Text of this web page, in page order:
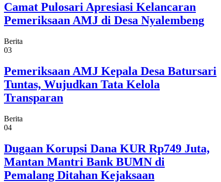
Camat Pulosari Apresiasi Kelancaran
Pemeriksaan AMJ di Desa Nyalembeng
Berita
03
Pemeriksaan AMJ Kepala Desa Batursari
Tuntas, Wujudkan Tata Kelola
Transparan
Berita
04
Dugaan Korupsi Dana KUR Rp749 Juta,
Mantan Mantri Bank BUMN di
Pemalang Ditahan Kejaksaan